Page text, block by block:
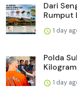
Dari
Rumput
1 day
Polda
1 day